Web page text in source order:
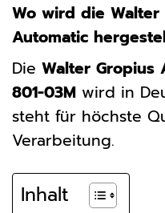
Wo wird die Walter
Automatic
Die Walter Gropius
801-03M wird in
steht für höchste
Verarbeitung.
Inhalt